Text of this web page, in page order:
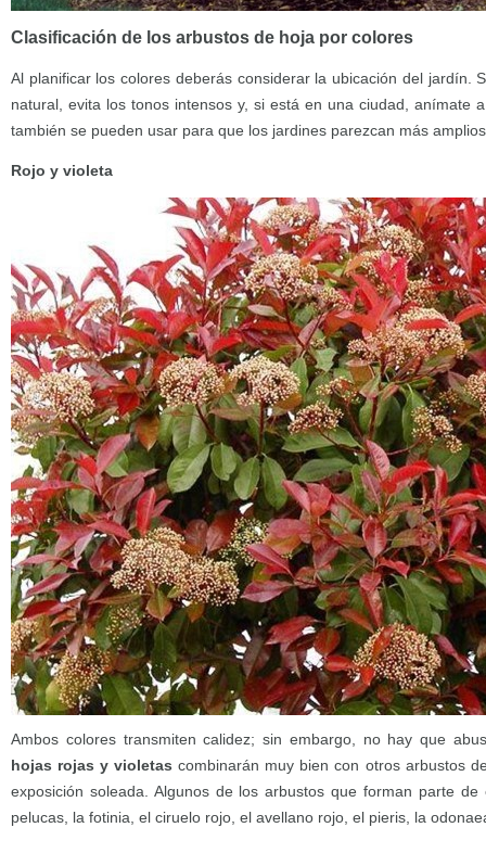
Clasificación de los arbustos de hoja por colores
Al planificar los colores deberás considerar la ubicación del jardín.
natural, evita los tonos intensos y, si está en una ciudad, anímate
también se pueden usar para que los jardines parezcan más
Rojo y violeta
Ambos colores transmiten calidez; sin embargo, no hay que
hojas rojas y violetascombinarán muy bien con otros arbustos
exposición soleada. Algunos de los arbustos que forman parte
pelucas, la fotinia, el ciruelo rojo, el avellano rojo, el pieris, la